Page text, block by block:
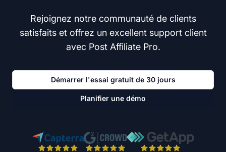
Rejoignez notre communauté de clients
satisfaits et offrez un excellent support client
avec Post Affiliate Pro.
Démarrer l'essai gratuit de 30 jours
Planifier une démo